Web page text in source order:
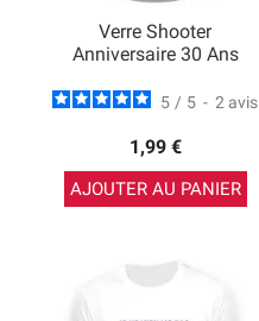
Verre Shooter
Anniversaire 30 Ans
5 / 5 - 2 avis
1,99 €
AJOUTER AU PANIER